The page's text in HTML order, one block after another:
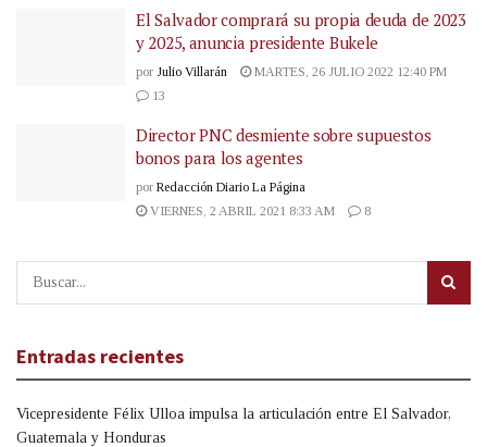
El Salvador comprará su propia deuda de 2023
y 2025, anuncia presidente Bukele
por Julio Villarán
MARTES, 26 JULIO 2022 12:40 PM
13
Director PNC desmiente sobre supuestos
bonos para los agentes
por Redacción Diario La Página
VIERNES, 2 ABRIL 2021 8:33 AM
8
Entradas recientes
Vicepresidente Félix Ulloa impulsa la articulación entre El Salvador,
Guatemala y Honduras